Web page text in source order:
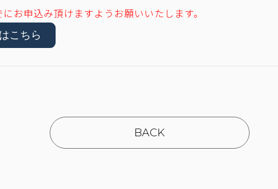
お申込み頂けますようお願いいたします。
こちら
BACK